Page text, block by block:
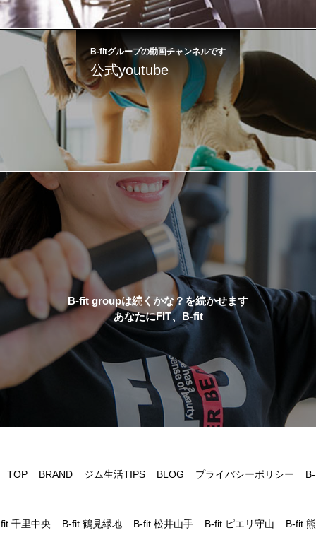
B-fitグループの動画チャンネルです
公式youtube
B-fit groupは続くかな？を続かせます
あなたにFIT、B-fit
TOP BRAND ジム生活TIPS BLOG プライバシーポリシー B-
fit 千里中央 B-fit 鶴見緑地 B-fit 松井山手 B-fit ピエリ守山 B-fit 熊